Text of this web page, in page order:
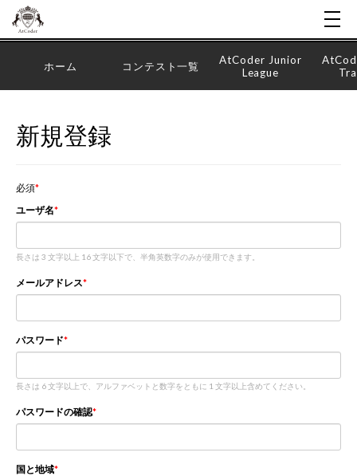
ホーム コンテスト一覧
AtCoder Junior
League
新規登録
必須
ユーザ名
長さは 3 文字以上 16 文字以下で、半角英数字のみが使用できます。
メールアドレス
パスワード
長さは 6 文字以上で、アルファベットと数字をともに 1 文字以上含めてください。
パスワードの確認
国と地域